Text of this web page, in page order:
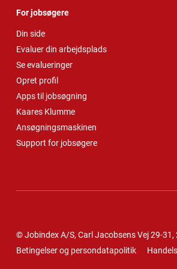
For jobsøgere
Din side
Evaluer din arbejdsplads
Se evalueringer
Opret profil
Apps til jobsøgning
Kaares Klumme
Ansøgningsmaskinen
Support for jobsøgere
© Jobindex A/S, Carl Jacobsens Vej 29-31,
Betingelser og persondatapolitik